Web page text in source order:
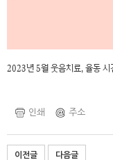
2023년 5월 웃음치료, 율동
인쇄 주소
이전글 다음글